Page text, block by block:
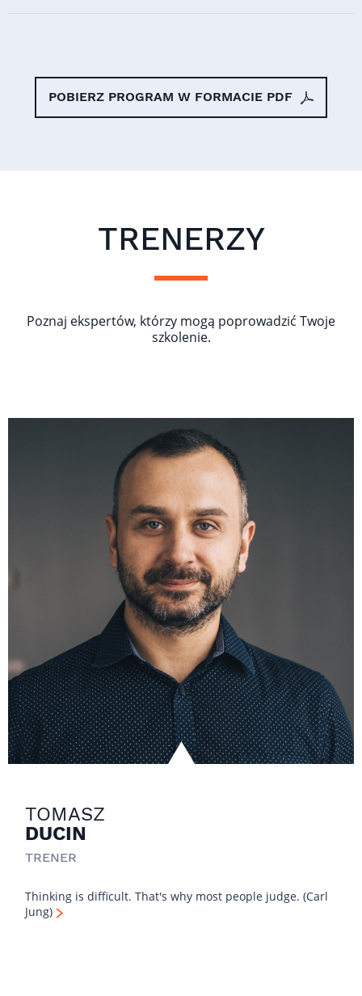
POBIERZ PROGRAM W FORMACIE PDF
TRENERZY
Poznaj ekspertów, którzy mogą poprowadzić Twoje
szkolenie.
TOMASZ
DUCIN
TRENER
Thinking is difficult. That's why most people judge. (Carl
Jung)